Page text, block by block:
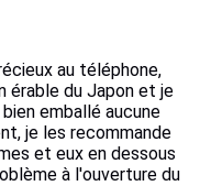
au téléphone,
érable du Japon et je
emballé aucune
je les recommande
et eux en dessous
à l'ouverture du